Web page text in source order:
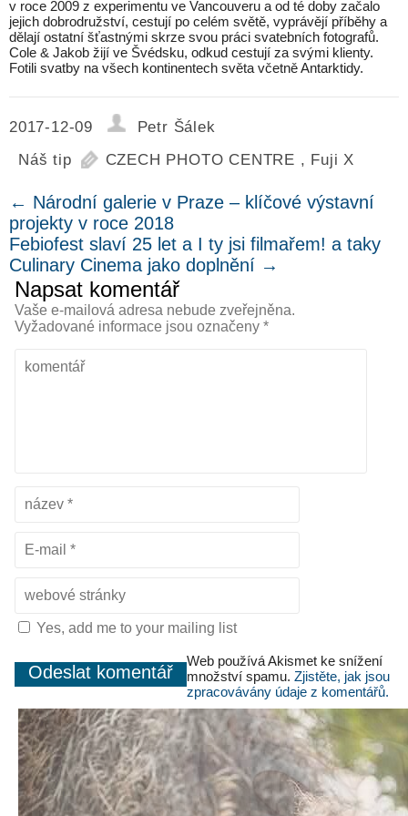
v roce 2009 z experimentu ve Vancouveru a od té doby začalo
jejich dobrodružství, cestují po celém světě, vyprávějí příběhy a
dělají ostatní šťastnými skrze svou práci svatebních fotografů.
Cole & Jakob žijí ve Švédsku, odkud cestují za svými klienty.
Fotili svatby na všech kontinentech světa včetně Antarktidy.
2017-12-09
Petr Šálek
Náš tip
CZECH PHOTO CENTRE , Fuji X
← Národní galerie v Praze – klíčové výstavní
projekty v roce 2018
Febiofest slaví 25 let a I ty jsi filmařem! a taky
Culinary Cinema jako doplnění →
Napsat komentář
Vaše e-mailová adresa nebude zveřejněna.
Vyžadované informace jsou označeny *
Yes, add me to your mailing list
Web používá Akismet ke snížení
množství spamu. Zjistěte, jak jsou
zpracovávány údaje z komentářů.